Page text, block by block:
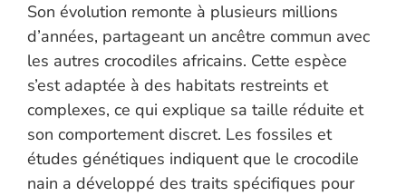
Son évolution remonte à plusieurs millions
d’années, partageant un ancêtre commun avec
les autres crocodiles africains. Cette espèce
s’est adaptée à des habitats restreints et
complexes, ce qui explique sa taille réduite et
son comportement discret. Les fossiles et
études génétiques indiquent que le crocodile
nain a développé des traits spécifiques pour